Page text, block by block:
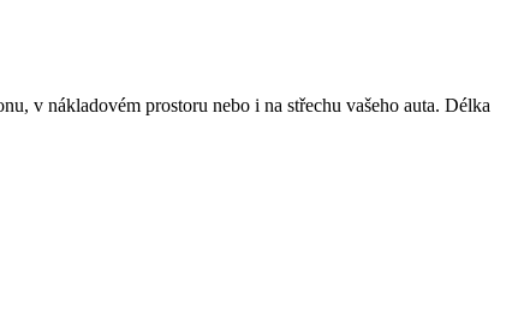
v nákladovém prostoru nebo i na střechu vašeho auta. Délka